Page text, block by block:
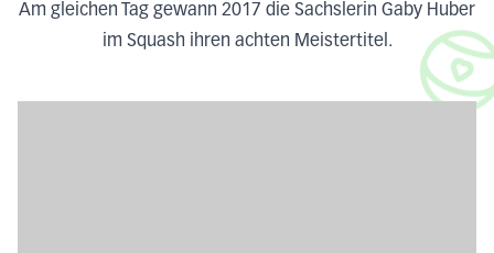
Am gleichen Tag gewann 2017 die Sachslerin Gaby Huber
im Squash ihren achten Meistertitel.